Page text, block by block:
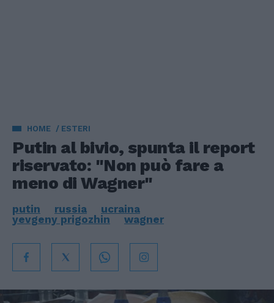
HOME ESTERI
Putin al bivio, spunta il report
riservato: "Non può fare a
meno di Wagner"
putin russia
ucraina
yevgeny prigozhin
wagner